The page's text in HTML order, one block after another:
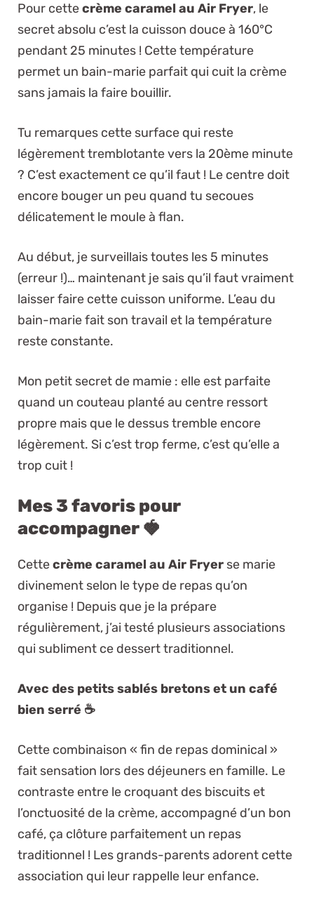
Pour cettecrème caramel au Air Fryer, le
secret absolu c’est la cuisson douce à 160°C
pendant 25 minutes ! Cette température
permet un bain-marie parfait qui cuit la crème
sans jamais la faire bouillir.
Tu remarques cette surface qui reste
légèrement tremblotante vers la 20ème minute
? C’est exactement ce qu’il faut ! Le centre doit
encore bouger un peu quand tu secoues
délicatement le moule à flan.
Au début, je surveillais toutes les 5 minutes
(erreur !)… maintenant je sais qu’il faut vraiment
laisser faire cette cuisson uniforme. L’eau du
bain-marie fait son travail et la température
reste constante.
Mon petit secret de mamie : elle est parfaite
quand un couteau planté au centre ressort
propre mais que le dessus tremble encore
légèrement. Si c’est trop ferme, c’est qu’elle a
trop cuit !
Mes 3 favoris pour
accompagner 🍓
Cettecrème caramel au Air Fryer se marie
divinement selon le type de repas qu’on
organise ! Depuis que je la prépare
régulièrement, j’ai testé plusieurs associations
qui subliment ce dessert traditionnel.
Avec des petits sablés bretons et un café
bien serré ☕
Cette combinaison « fin de repas dominical »
fait sensation lors des déjeuners en famille. Le
contraste entre le croquant des biscuits et
l’onctuosité de la crème, accompagné d’un bon
café, ça clôture parfaitement un repas
traditionnel ! Les grands-parents adorent cette
association qui leur rappelle leur enfance.